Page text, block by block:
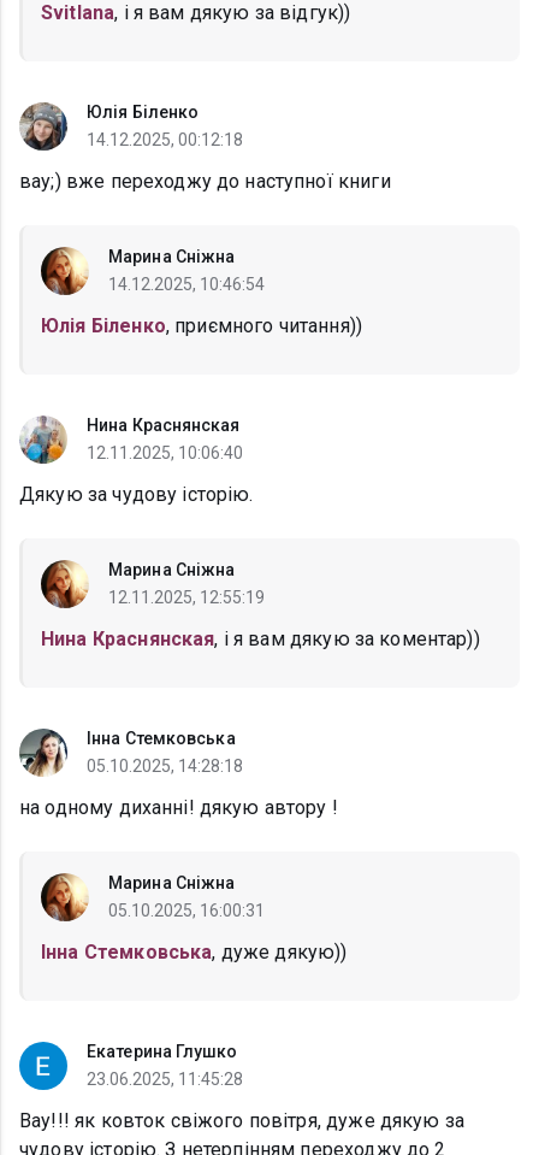
Svitlana, і я вам дякую за відгук))
Юлія Біленко
14.12.2025, 00:12:18
вау;) вже переходжу до наступної книги
Марина Сніжна
14.12.2025, 10:46:54
Юлія Біленко, приємного читання))
Нина Краснянская
12.11.2025, 10:06:40
Дякую за чудову історію.
Марина Сніжна
12.11.2025, 12:55:19
Нина Краснянская, і я вам дякую за коментар))
Інна Стемковська
05.10.2025, 14:28:18
на одному диханні! дякую автору !
Марина Сніжна
05.10.2025, 16:00:31
Інна Стемковська, дуже дякую))
Екатерина Глушко
23.06.2025, 11:45:28
Вау!!! як ковток свіжого повітря, дуже дякую за
чудову історію. З нетерпінням переходжу до 2